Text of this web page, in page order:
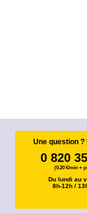
Une question ?
0 820
(0,20 €/min +
Du lundi au
8h-12h /